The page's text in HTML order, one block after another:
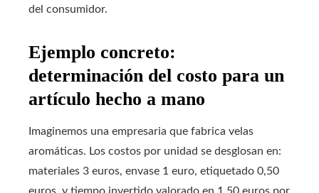
del consumidor.
Ejemplo concreto:
determinación del costo para un
artículo hecho a mano
Imaginemos una empresaria que fabrica velas
aromáticas. Los costos por unidad se desglosan en:
materiales 3 euros, envase 1 euro, etiquetado 0,50